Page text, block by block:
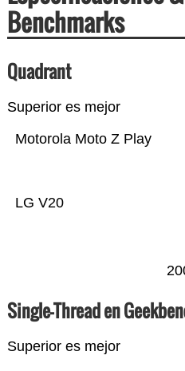
Benchmarks
Quadrant
Superior es mejor
LG V20
Motorola Moto Z Play
Single-Thread en
Superior es mejor